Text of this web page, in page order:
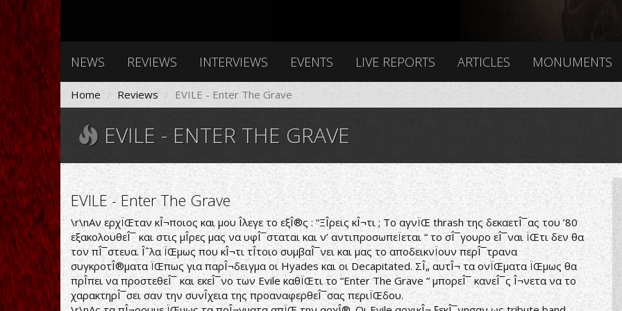
NEWS REVIEWS INTERVIEWS EVENTS LIVE REPORTS ARTICLES MONUMENTS
Home Reviews EVILE - Enter The Grave
EVILE - ENTER THE GRAVE
EVILE - Enter The Grave
\r\nΑν ερχÏŒταν κÎ¬ποιος και μου Î­λεγε το εξÎ®ς : “ΞÎ­ρεις κÎ¬τι ; Το αγνÏŒ thrash της δεκαετÎ¯ας του ’80
εξακολουθεÎ¯ και στις μÎ­ρες μας να υφÎ¯σταται και ν’ αντιπροσωπεÏεται “ το σÎ¯γουρο εÎ¯ναι ÏŒτι δεν θα
τον πÎ¯στευα. Îˆλα ÏŒμως που κÎ¬τι τÎ­τοιο συμβαÎ¯νει και μας το αποδεικνÏουν περÎ¯τρανα
συγκροτÎ®ματα ÏŒπως για παρÎ¬δειγμα οι Hyades και οι Decapitated. ΣÎ„ αυτÎ¬ τα ονÏŒματα ÏŒμως θα
πρÎ­πει να προστεθεÎ¯ και εκεÎ¯νο των Evile καθÏŒτι το “Enter The Grave “ μπορεÎ¯ κανεÎ¯ς Î¬νετα να το
χαρακτηρÎ¯σει σαν την συνÎ­χεια της προαναφερθεÎ¯σας περιÏŒδου.